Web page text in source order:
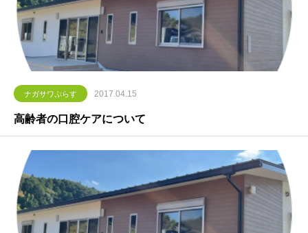
ナガサワぷらす 2017.04.15
高齢者の口腔ケアについて